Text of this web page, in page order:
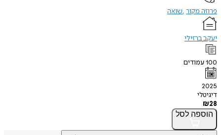
פרוזה מקור שואה
יעקב ברזילי
100עמודים
2025
דיגיטלי
₪28
הוספה לסל